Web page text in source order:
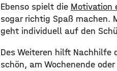
Ebenso spielt die Motivation
sogar richtig Spaß machen.
geht individuell auf den
Des Weiteren hilft Nachhilfe
schön, am Wochenende